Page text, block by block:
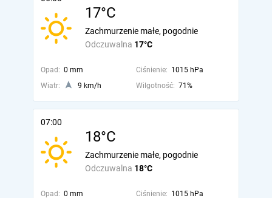
17°C
Odczuwalna 17°C
Zachmurzenie małe, pogodnie
Opad: 0 mm Ciśnienie: 1015 hPa
Wiatr:
9 km/h Wilgotność: 71%
07:00
18°C
Odczuwalna 18°C
Zachmurzenie małe, pogodnie
Opad: 0 mm Ciśnienie: 1015 hPa